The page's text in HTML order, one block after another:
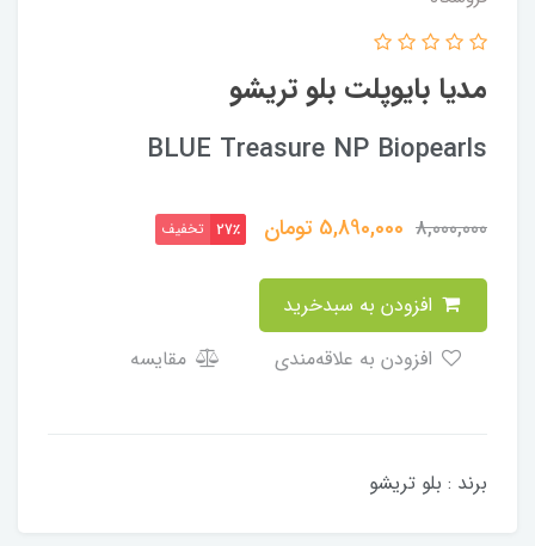
مدیا بایوپلت بلو تریشو
BLUE Treasure NP Biopearls
8,000,000
5,890,000 تومان 27٪ تخفیف
مقایسه
برند : بلو تریشو